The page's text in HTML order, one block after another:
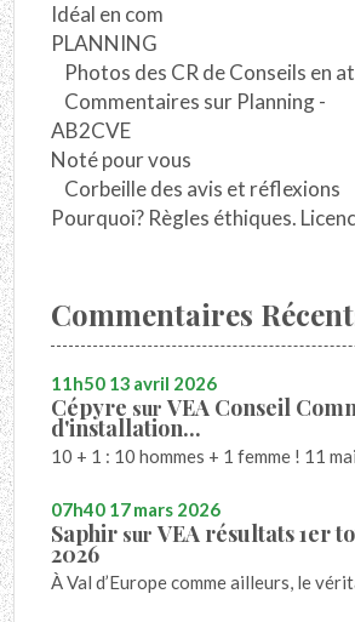
Idéal en com
PLANNING
Photos des CR de Conseils en
Commentaires sur Planning -
AB2CVE
Noté pour vous
Corbeille des avis et réflexions
Pourquoi? Règles éthiques.
Commentaires
11h50 13 avril 2026
Cépyre surVEA Conseil
d'installation...
10 + 1 : 10 hommes + 1 femme ! 11
07h40 17mars 2026
Saphir surVEA résultats 1er
2026
À Val d’Europe comme ailleurs, le